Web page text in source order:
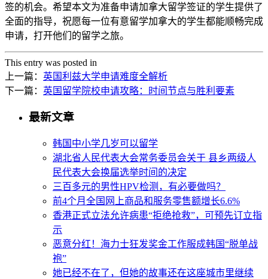
签的机会。希望本文为准备申请加拿大留学签证的学生提供了
全面的指导，祝愿每一位有意留学加拿大的学生都能顺畅完成
申请，打开他们的留学之旅。
This entry was posted in
上一篇： 英国利兹大学申请难度全解析
下一篇： 英国留学院校申请攻略：时间节点与胜利要素
最新文章
韩国中小学几岁可以留学
湖北省人民代表大会常务委员会关于 县乡两级人
民代表大会换届选举时间的决定
三百多元的男性HPV检测，有必要做吗？
前4个月全国网上商品和服务零售额增长6.6%
香港正式立法允许病患“拒绝抢救”，可预先订立指
示
恶意分红！海力士狂发奖金工作服成韩国“脱单战
袍”
她已经不在了，但她的故事还在这座城市里继续